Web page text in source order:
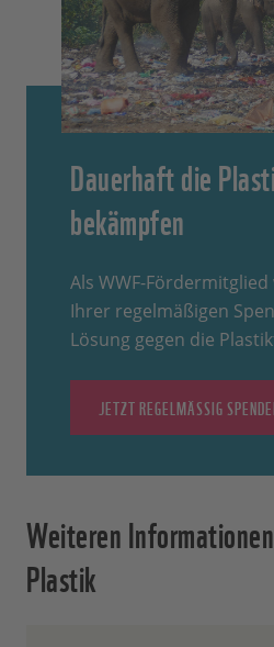
Dauerhaft die
bekämpfen
Als WWF-
Ihrer regelmäßigen
Lösung gegen die
JETZT REGELMÄSSIG
Weiteren
Plastik